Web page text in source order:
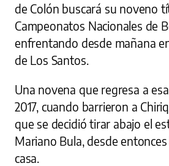
de Colón buscará su noveno
Campeonatos Nacionales de
enfrentando desde mañana
de Los Santos.
Una novena que regresa a
2017, cuando barrieron a
que se decidió tirar abajo el
Mariano Bula, desde
casa.